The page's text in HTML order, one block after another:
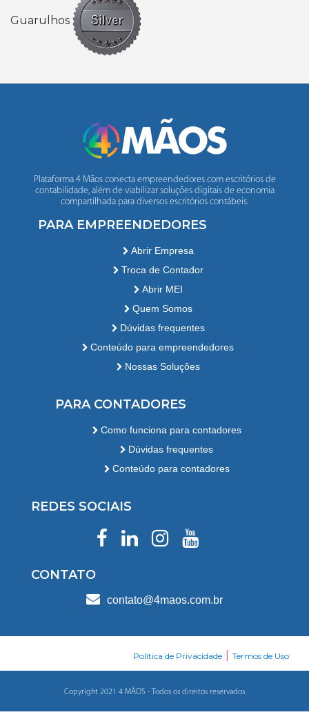
Guarulhos
Plataforma 4 Mãos conecta empreendedores com escritórios de
contabilidade, além de viabilizar soluções digitais de economia
compartilhada para diversos escritórios contábeis.
PARA EMPREENDEDORES
Abrir Empresa
Troca de Contador
Abrir MEI
Quem Somos
Dúvidas frequentes
Conteúdo para empreendedores
Nossas Soluções
PARA CONTADORES
Como funciona para contadores
Dúvidas frequentes
Conteúdo para contadores
REDES SOCIAIS
CONTATO
contato@4maos.com.br
Política de Privacidade Termos de Uso
Copyright 2021 4 MÃOS - Todos os direitos reservados